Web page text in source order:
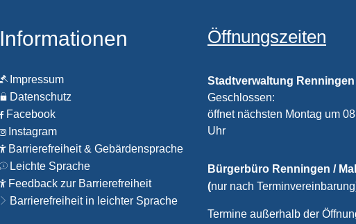
Informationen
Impressum
Datenschutz
Facebook
Instagram
Barrierefreiheit & Gebärdensprache
Leichte Sprache
Feedback zur Barrierefreiheit
Barrierefreiheit in leichter Sprache
Öffnungszeiten
Stadtverwaltung Renningen
Klicken, um weitere
Geschlossen:
öffnet nächsten Montag um
Uhr
Bürgerbüro Renningen /
(nur nach
Termine außerhalb der